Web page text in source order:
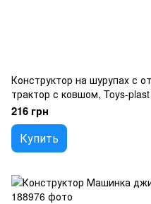
Конструктор на шурупах с
трактор с ковшом, Toys-plast
216 грн
Купить